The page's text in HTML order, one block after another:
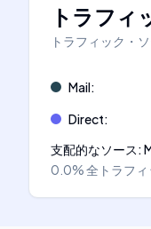
トラフィ
トラフィック・
Mail:
Direct:
支配的なソース:
0.0%全トラフ